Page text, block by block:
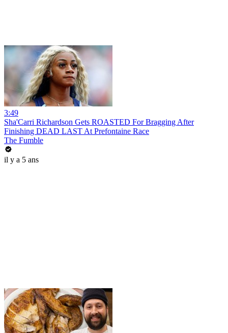
3:49
Sha'Carri Richardson Gets ROASTED For Bragging After
Finishing DEAD LAST At Prefontaine Race
The Fumble
il y a 5 ans